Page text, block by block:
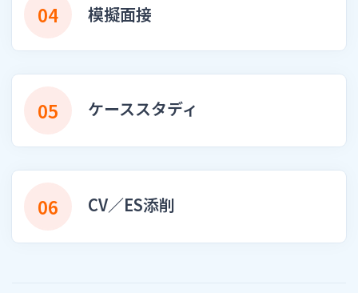
04 模擬面接
05 ケーススタディ
06 CV／ES添削